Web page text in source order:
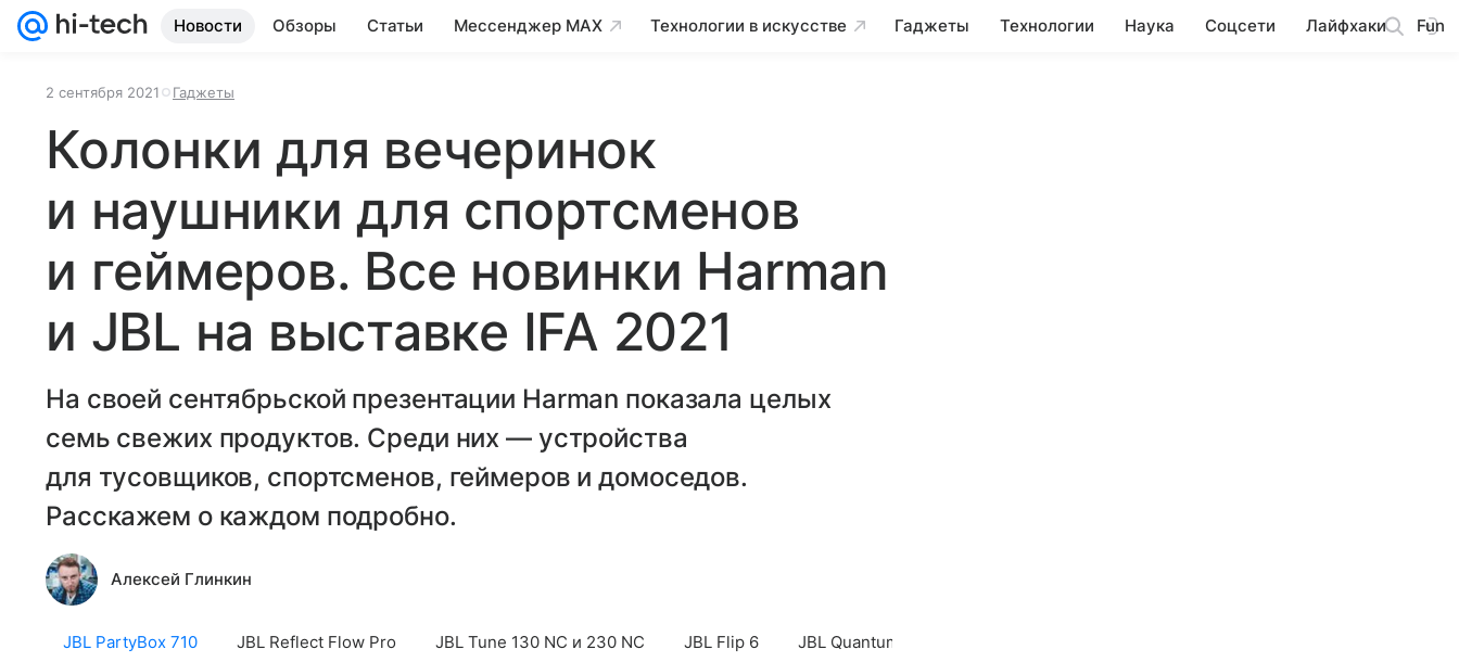
Новости Обзоры Статьи Мессенджер MAX Технологии в искусстве Гаджеты Технологии Наука Соцсети Лайфхаки Fun
2 сентября 2021 Гаджеты
Колонки для вечеринок
и наушники для спортсменов
и геймеров. Все новинки Harman
и JBL на выставке IFA 2021
На своей сентябрьской презентации Harman показала целых
семь свежих продуктов. Среди них — устройства
для тусовщиков, спортсменов, геймеров и домоседов.
Расскажем о каждом подробно.
Алексей Глинкин
JBL PartyBox 710 JBL Reflect Flow Pro JBL Tune 130 NC и 230 NC JBL Flip 6 JBL Quantum 350